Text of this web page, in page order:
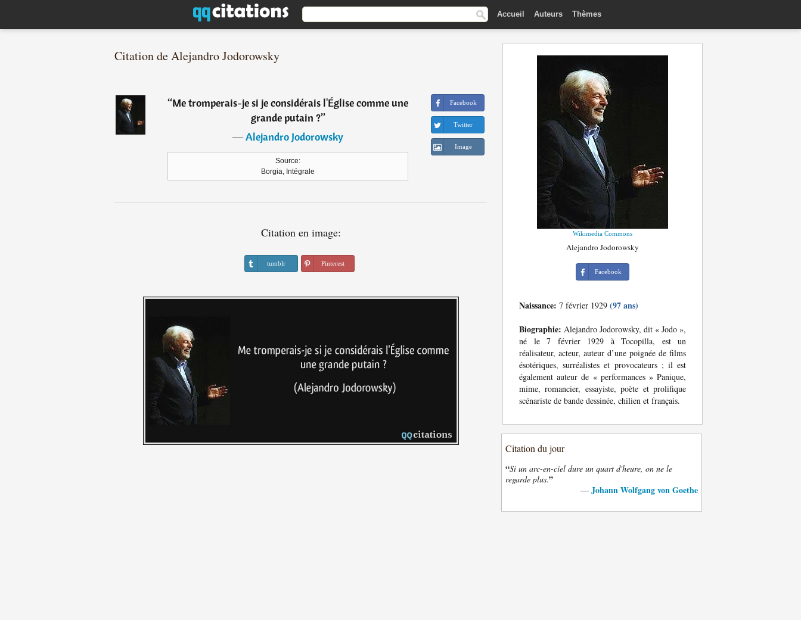
Accueil Auteurs Thèmes
Citation de Alejandro Jodorowsky
“Me tromperais-je si je considérais l'Église comme une
grande putain ?”
―Alejandro Jodorowsky
Source:
Borgia, Intégrale
Facebook
Twitter
Image
Citation en image:
tumblr Pinterest
Wikimedia Commons
Alejandro Jodorowsky
Facebook
Naissance: 7 février 1929 (97 ans)
Biographie: Alejandro Jodorowsky, dit « Jodo »,
né le 7 février 1929 à Tocopilla, est un
réalisateur, acteur, auteur d’une poignée de films
ésotériques, surréalistes et provocateurs ; il est
également auteur de « performances » Panique,
mime, romancier, essayiste, poète et prolifique
scénariste de bande dessinée, chilien et français.
Citation du jour
“Si un arc-en-ciel dure un quart d'heure, on ne le
regarde plus.”
— Johann Wolfgang von Goethe